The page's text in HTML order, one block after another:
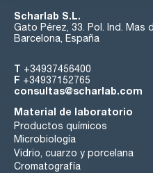
Scharlab S.L.
Gato Pérez, 33. Pol. Ind. Mas
Barcelona, España
T +34937456400
F +34937152765
consultas@scharlab.com
Material de laboratorio
Productos químicos
Microbiología
Vidrio, cuarzo y porcelana
Cromatografía